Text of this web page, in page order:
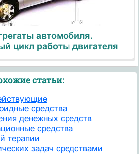
автомобиля.
цикл работы двигателя
статьи:
средства
денежных средств
средства
терапии
задач средствами